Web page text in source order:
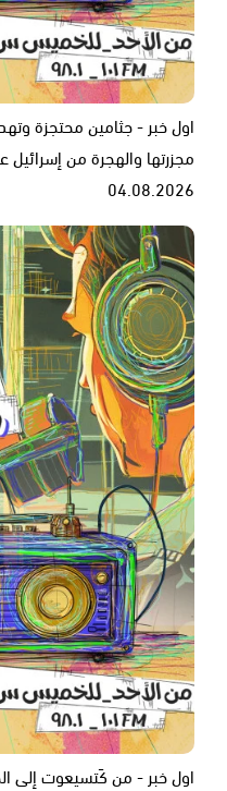
اول خبر - جثامين محتجزة
مجزرتها والهجرة من
04.08.2026
اول خبر - من كَتسيعوت إلى